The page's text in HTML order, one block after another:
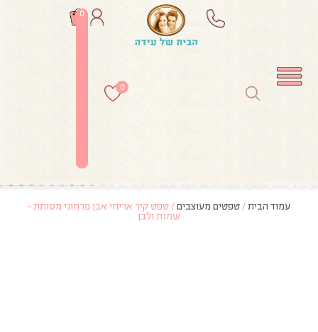
0
0
עמוד הבית/ טפטים מעוצבים/ טפט קיר אריחי אבן פרחוני מסותת –
שמנת ולבן